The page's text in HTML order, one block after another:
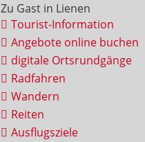
Zu Gast in Lienen
Tourist-Information
Angebote online buchen
digitale Ortsrundgänge
Radfahren
Wandern
Reiten
Ausflugsziele